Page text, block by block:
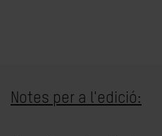
Notes per a l'edició: